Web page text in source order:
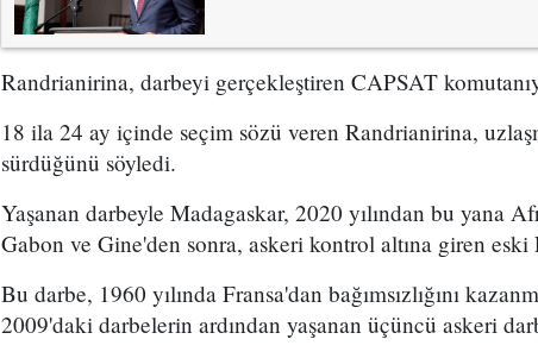
Randrianirina, darbeyi gerçekleştiren CAPSAT
18 ila 24 ay içinde seçim sözü veren Randrianirina,
sürdüğünü söyledi.
Yaşanan darbeyle Madagaskar, 2020 yılından bu yana
Gabon ve Gine'den sonra, askeri kontrol altına giren
Bu darbe, 1960 yılında Fransa'dan bağımsızlığını
2009'daki darbelerin ardından yaşanan üçüncü askeri